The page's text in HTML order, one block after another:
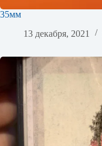
35мм
13 декабря, 2021